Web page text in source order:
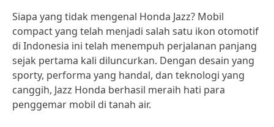
Siapa yang tidak mengenal Honda Jazz? Mobil
compact yang telah menjadi salah satu ikon otomotif
di Indonesia ini telah menempuh perjalanan panjang
sejak pertama kali diluncurkan. Dengan desain yang
sporty, performa yang handal, dan teknologi yang
canggih, Jazz Honda berhasil meraih hati para
penggemar mobil di tanah air.